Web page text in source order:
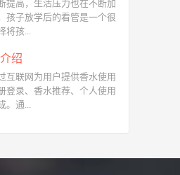
提高，生活压力也在不断加
孩子放学后的看管是一个很
将孩...
绍
互联网为用户提供香水使用
登录、香水推荐、个人使用
。通...